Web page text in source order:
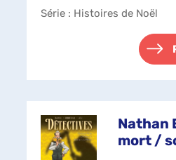
seulement
festivités :
Série : Histoires de Noël
Nathan
mort /